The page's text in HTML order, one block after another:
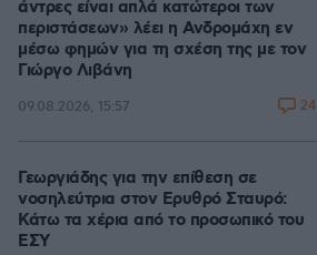
άντρες είναι απλά κατώτεροι των
περιστάσεων» λέει η Ανδρομάχη εν
μέσω φημών για τη σχέση της με τον
Γιώργο Λιβάνη
09.08.2026, 15:57 24
Γεωργιάδης για την επίθεση σε
νοσηλεύτρια στον Ερυθρό Σταυρό:
Κάτω τα χέρια από το προσωπικό του
ΕΣΥ